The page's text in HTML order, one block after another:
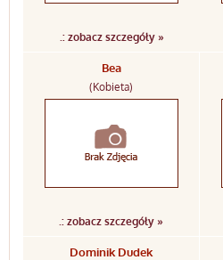
.: zobacz szczegóły »
Bea
(Kobieta)
.: zobacz szczegóły »
Dominik Dudek